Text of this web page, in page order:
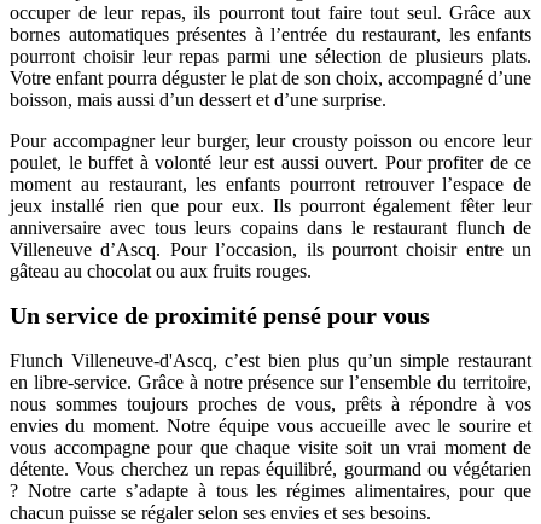
occuper de leur repas, ils pourront tout faire tout seul. Grâce aux
bornes automatiques présentes à l’entrée du restaurant, les enfants
pourront choisir leur repas parmi une sélection de plusieurs plats.
Votre enfant pourra déguster le plat de son choix, accompagné d’une
boisson, mais aussi d’un dessert et d’une surprise.
Pour accompagner leur burger, leur crousty poisson ou encore leur
poulet, le buffet à volonté leur est aussi ouvert. Pour profiter de ce
moment au restaurant, les enfants pourront retrouver l’espace de
jeux installé rien que pour eux. Ils pourront également fêter leur
anniversaire avec tous leurs copains dans le restaurant flunch de
Villeneuve d’Ascq. Pour l’occasion, ils pourront choisir entre un
gâteau au chocolat ou aux fruits rouges.
Un service de proximité pensé pour vous
Flunch Villeneuve-d'Ascq, c’est bien plus qu’un simple restaurant
en libre-service. Grâce à notre présence sur l’ensemble du territoire,
nous sommes toujours proches de vous, prêts à répondre à vos
envies du moment. Notre équipe vous accueille avec le sourire et
vous accompagne pour que chaque visite soit un vrai moment de
détente. Vous cherchez un repas équilibré, gourmand ou végétarien
? Notre carte s’adapte à tous les régimes alimentaires, pour que
chacun puisse se régaler selon ses envies et ses besoins.